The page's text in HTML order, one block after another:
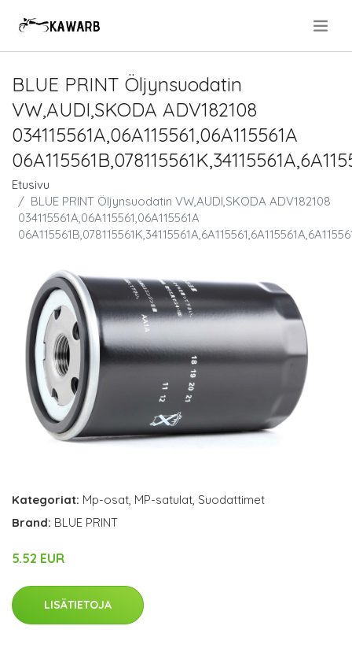
BLUE PRINT Öljynsuodatin
VW,AUDI,SKODA ADV182108
034115561A,06A115561,06A115561A
Etusivu
BLUE PRINT Öljynsuodatin VW,AUDI,SKODA ADV182108
034115561A,06A115561,06A115561A
Kategoriat: Mp-osat MP-satulat Suodattimet
Brand: BLUE PRINT
5.52 EUR
LISÄTIETOJA